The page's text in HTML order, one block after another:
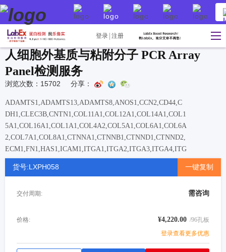
登录 注册
人细胞外基质与粘附分子 PCR Array
Panel检测服务
浏览次数：15702 分享：
ADAMTS1,ADAMTS13,ADAMTS8,ANOS1,CCN2,CD44,C
DH1,CLEC3B,CNTN1,COL11A1,COL12A1,COL14A1,COL1
5A1,COL16A1,COL1A1,COL4A2,COL5A1,COL6A1,COL6A
2,COL7A1,COL8A1,CTNNA1,CTNNB1,CTNND1,CTNND2,
ECM1,FN1,HAS1,ICAM1,ITGA1,ITGA2,ITGA3,ITGA4,ITG
A5,ITGA6,ITGA7,ITGA8,ITGAL,ITGAM,ITGAV,ITGB1,IT
GB2,ITGB3,ITGB4,ITGB5,LAMA1,LAMA2,LAMA3,LAMB
MMP14,MMP15,MMP16,MMP2,MMP3,MMP7,MMP8,MMP
SPP1,TGFBI,THBS1,THBS2,THBS3,TIMP1,TIMP2,TIMP3,
货号:LXPH058 一键复制
交付周期: 需咨询
价格: ¥4,220.00 /96孔板
登录查看更多优惠